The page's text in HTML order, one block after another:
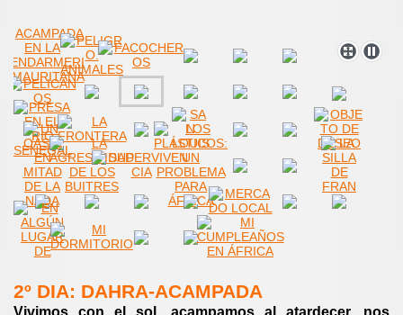
2º DIA: DAHRA-ACAMPADA
Vivimos con el sol, acampamos al atardecer, nos